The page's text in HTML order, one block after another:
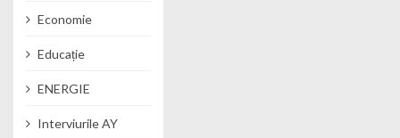
Economie
Educație
ENERGIE
Interviurile AY